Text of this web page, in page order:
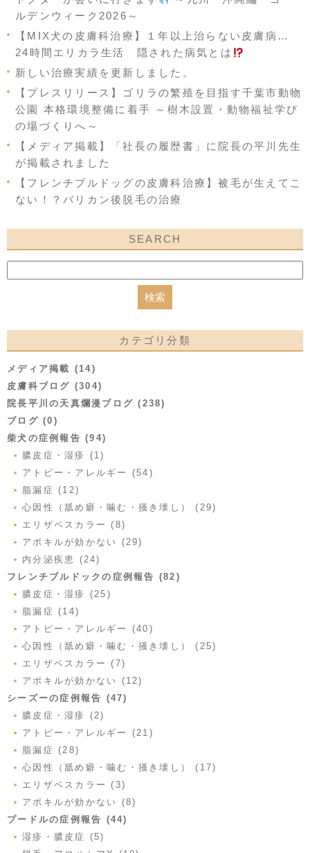
ルデンウィーク2026～
【MIX犬の皮膚科治療】１年以上治らない皮膚病…
24時間エリカラ生活 隠された病気とは
新しい治療実績を更新しました。
【プレスリリース】ゴリラの繁殖を目指す千葉市動物
公園 本格環境整備に着手 ～樹木設置・動物福祉学び
の場づくりへ～
【メディア掲載】「社長の履歴書」に院長の平川先生
が掲載されました
【フレンチブルドッグの皮膚科治療】被毛が生えてこ
ない！？バリカン後脱毛の治療
SEARCH
カテゴリ分類
メディア掲載 (14)
皮膚科ブログ (304)
院長平川の天真爛漫ブログ (238)
ブログ (0)
柴犬の症例報告 (94)
膿皮症・湿疹 (1)
アトピー・アレルギー (54)
脂漏症 (12)
心因性（舐め癖・噛む・掻き壊し） (29)
エリザベスカラー (8)
アポキルが効かない (29)
内分泌疾患 (24)
フレンチブルドックの症例報告 (82)
膿皮症・湿疹 (25)
脂漏症 (14)
アトピー・アレルギー (40)
心因性（舐め癖・噛む・掻き壊し） (25)
エリザベスカラー (7)
アポキルが効かない (12)
シーズーの症例報告 (47)
膿皮症・湿疹 (2)
アトピー・アレルギー (21)
脂漏症 (28)
心因性（舐め癖・噛む・掻き壊し） (17)
エリザベスカラー (3)
アポキルが効かない (8)
プードルの症例報告 (44)
湿疹・膿皮症 (5)